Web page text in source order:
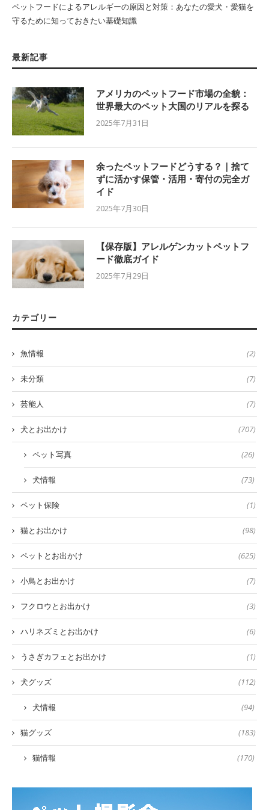
ペットフードによるアレルギーの原因と対策：あなたの愛犬・愛猫を
守るために知っておきたい基礎知識
最新記事
アメリカのペットフード市場の全貌：
世界最大のペット大国のリアルを探る
2025年7月31日
余ったペットフードどうする？｜捨て
ずに活かす保管・活用・寄付の完全ガ
イド
2025年7月30日
【保存版】アレルゲンカットペットフ
ード徹底ガイド
2025年7月29日
カテゴリー
魚情報 (2)
未分類 (7)
芸能人 (7)
犬とお出かけ (707)
ペット写真 (26)
犬情報 (73)
ペット保険 (1)
猫とお出かけ (98)
ペットとお出かけ (625)
小鳥とお出かけ (7)
フクロウとお出かけ (3)
ハリネズミとお出かけ (6)
うさぎカフェとお出かけ (1)
犬グッズ (112)
犬情報 (94)
猫グッズ (183)
猫情報 (170)